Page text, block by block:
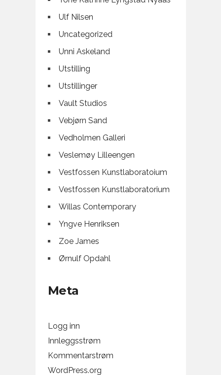
Ulf Nilsen
Uncategorized
Unni Askeland
Utstilling
Utstillinger
Vault Studios
Vebjørn Sand
Vedholmen Galleri
Veslemøy Lilleengen
Vestfossen Kunstlaboratoium
Vestfossen Kunstlaboratorium
Willas Contemporary
Yngve Henriksen
Zoe James
Ørnulf Opdahl
Meta
Logg inn
Innleggsstrøm
Kommentarstrøm
WordPress.org